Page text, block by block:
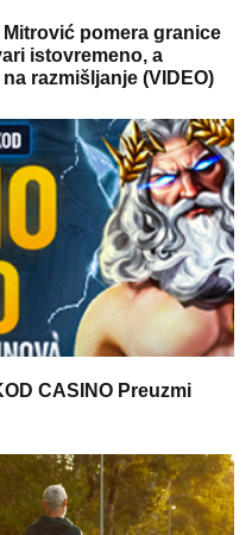
Mitrović pomera granice
istovremeno, a
razmišljanje (VIDEO)
CASINO Preuzmi